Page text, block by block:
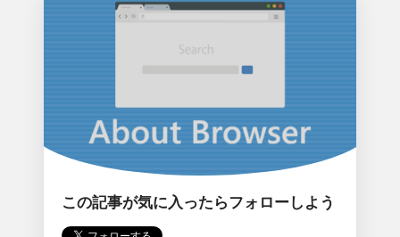
この記事が気に入ったらフォローしよう